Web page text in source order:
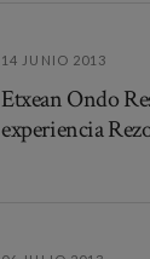
14 JUNIO 2013
Etxean Ondo
experiencia